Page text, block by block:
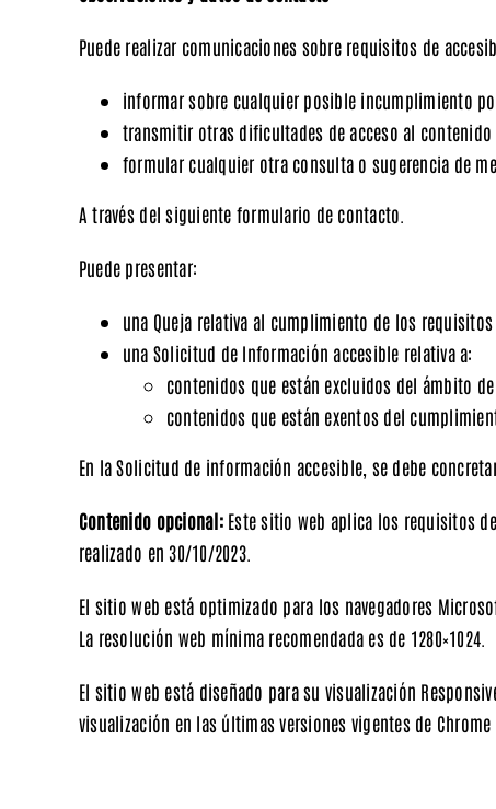
Puede realizar comunicaciones sobre requisitos de
informar sobre cualquier posible incumplimiento
transmitir otras dificultades de acceso al contenido
formular cualquier otra consulta o sugerencia de
A través del siguiente formulario de contacto.
Puede presentar:
una Queja relativa al cumplimiento de los requisitos
una Solicitud de Información accesible relativa a:
contenidos que están excluidos del ámbito
contenidos que están exentos del
En la Solicitud de información accesible, se debe
Contenido opcional: Este sitio web aplica los requisitos
realizado en 30/10/2023.
El sitio web está optimizado para los navegadores
La resolución web mínima recomendada es de 1280×1024
El sitio web está diseñado para su visualización
visualización en las últimas versiones vigentes de